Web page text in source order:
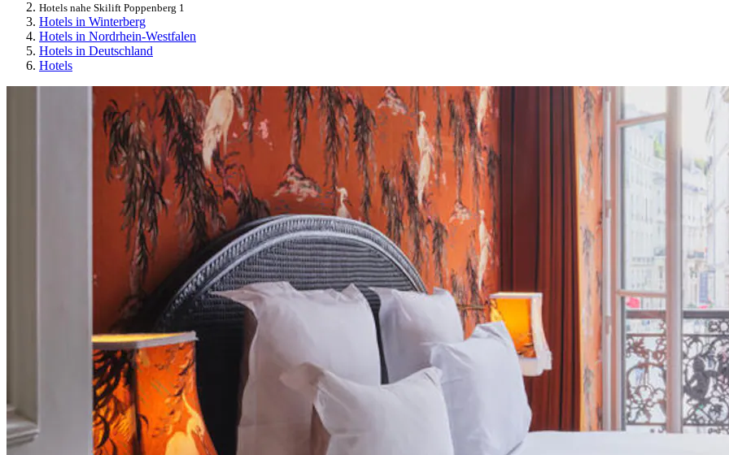
Hotels nahe Skilift Poppenberg 1
Hotels in Winterberg
Hotels in Nordrhein-Westfalen
Hotels in Deutschland
Hotels